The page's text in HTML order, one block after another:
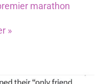
marathon
»